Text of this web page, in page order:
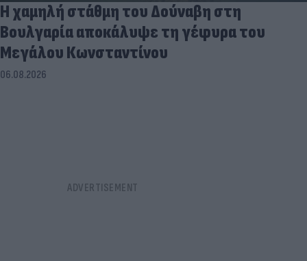
Η χαμηλή στάθμη του Δούναβη στη
Βουλγαρία αποκάλυψε τη γέφυρα του
Μεγάλου Κωνσταντίνου
06.08.2026